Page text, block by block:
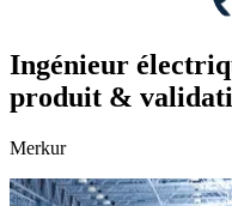
Ingénieur
produit &
Merkur